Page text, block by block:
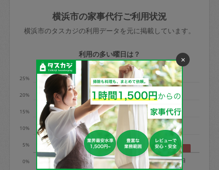
依頼者不在による当日キャンセル＝依頼
金額の100%＋交通費全額
※例：依頼日時／土曜日午前9時開始の場
合、水曜日午前9時以降はキャンセル料が
発生
水曜日9時〜金曜日9時まで＝依頼料金の
50%
金曜日9時～土曜日8時まで＝依頼金額の
100%
土曜日8時〜実施時間＝依頼金額の100%
＋交通費全額
依頼者不在による当日キャンセル＝依頼
きた場合は損害保険の対象外となるので
ご注意ください。
玉、など
あわせてこちらも参照ください：初めて
はありますか？
横浜市の家事代行ご利用状況
横浜市のタスカジの利用データを元に掲載しています。
利用の多い曜日は？
0%
5%
10%
15%
20%
25%
月 水 木 土 日
×